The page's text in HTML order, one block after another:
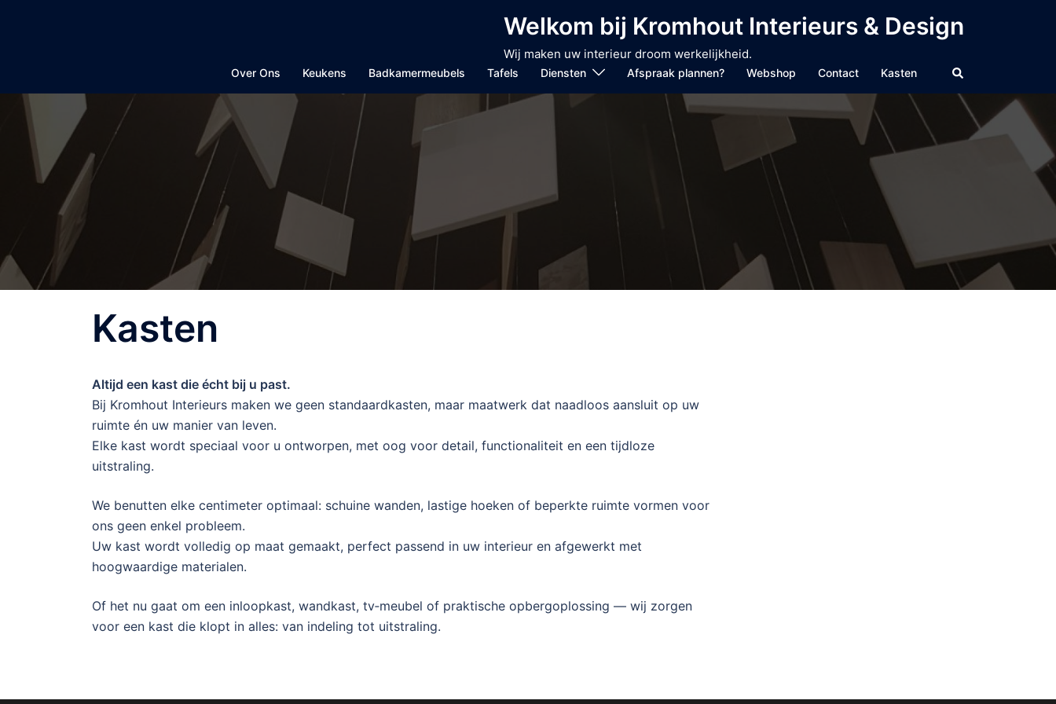
Welkom bij Kromhout Interieurs & Design
Wij maken uw interieur droom werkelijkheid.
Over Ons Keukens Badkamermeubels Tafels Diensten Afspraak plannen? Webshop Contact Kasten Zoeken
Kasten
Altijd een kast die écht bij u past.
Bij Kromhout Interieurs maken we geen standaardkasten, maar maatwerk dat naadloos aansluit op uw
ruimte én uw manier van leven.
Elke kast wordt speciaal voor u ontworpen, met oog voor detail, functionaliteit en een tijdloze
uitstraling.
We benutten elke centimeter optimaal: schuine wanden, lastige hoeken of beperkte ruimte vormen voor
ons geen enkel probleem.
Uw kast wordt volledig op maat gemaakt, perfect passend in uw interieur en afgewerkt met
hoogwaardige materialen.
Of het nu gaat om een inloopkast, wandkast, tv‑meubel of praktische opbergoplossing — wij zorgen
voor een kast die klopt in alles: van indeling tot uitstraling.